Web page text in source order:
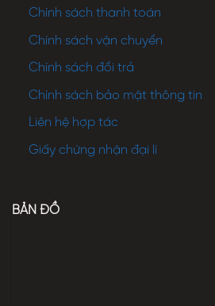
Chính sách thanh toán
Chính sách vận chuyển
Chính sách đổi trả
Chính sách bảo mật thông tin
Liên hệ hợp tác
Giấy chứng nhận đại lí
BẢN ĐỒ